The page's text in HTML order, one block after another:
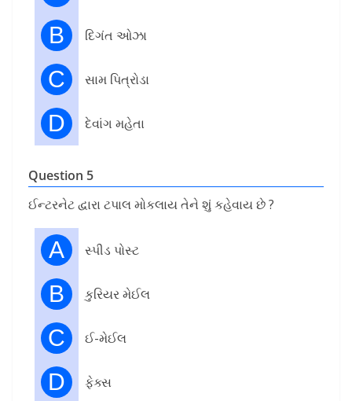
B
દિગંત ઓઝા
C સામ પિત્રોડા
D દેવાંગ મહેતા
Question 5
ઈન્ટરનેટ દ્વારા ટપાલ મોકલાય તેને શું કહેવાય છે ?
A સ્પીડ પોસ્ટ
B કુરિયર મેઈલ
C ઈ-મેઈલ
D ફેક્સ